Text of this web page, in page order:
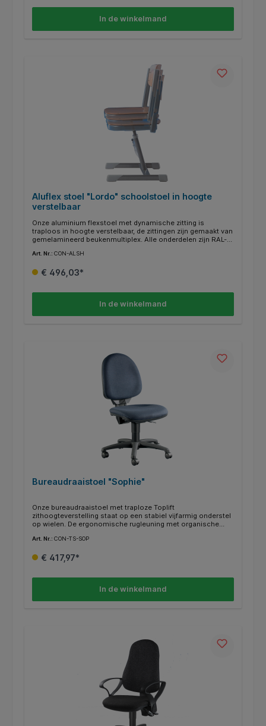
In de winkelmand
Aluflex stoel "Lordo" schoolstoel in hoogte
verstelbaar
Onze aluminium flexstoel met dynamische zitting is
traploos in hoogte verstelbaar, de zittingen zijn gemaakt van
gemelamineerd beukenmultiplex. Alle onderdelen zijn RAL-
schuin door de traverse en aan de onderzijde niet zichtbaar
binnenschuiven geklonken, buitenschuiven bevestigd en
omlijst, voor het wisselen tussen passieve en actieve
zithouding.
Art. Nr.: CON-ALSH
€ 496,03*
In de winkelmand
Bureaudraaistoel "Sophie"
Onze bureaudraaistoel met traploze Toplift
zithoogteverstelling staat op een stabiel vijfarmig onderstel
op wielen. De ergonomische rugleuning met organische
rug. Met geïntegreerd comfort-permanent-
hellingshoek van de rugleuning. De rugleuning is traploos in
geremde dubbele veiligheidswielen.
Art. Nr.: CON-TS-SOP
€ 417,97*
In de winkelmand